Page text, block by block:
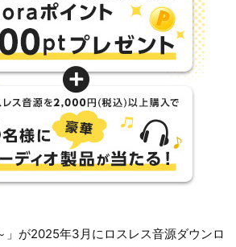
」が2025年3月にロスレス音源ダウンロ